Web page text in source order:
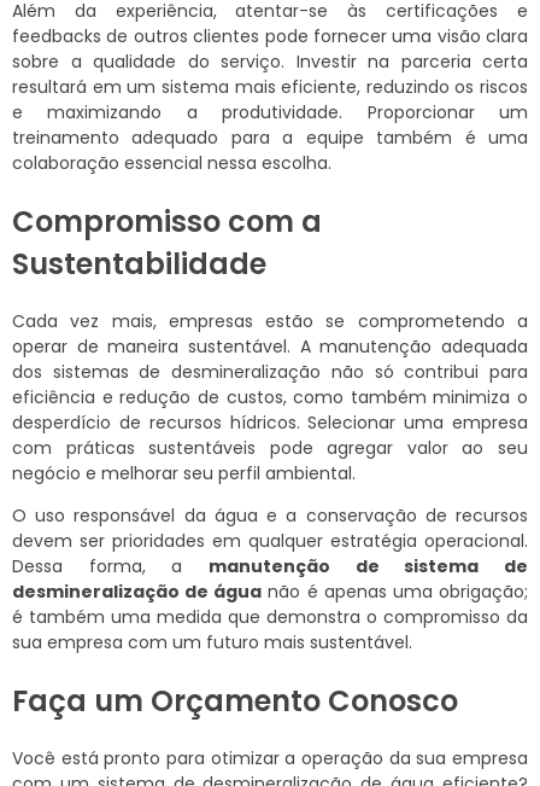
Além da experiência, atentar-se às certificações e
feedbacks de outros clientes pode fornecer uma visão clara
sobre a qualidade do serviço. Investir na parceria certa
resultará em um sistema mais eficiente, reduzindo os riscos
e maximizando a produtividade. Proporcionar um
treinamento adequado para a equipe também é uma
colaboração essencial nessa escolha.
Compromisso com a
Sustentabilidade
Cada vez mais, empresas estão se comprometendo a
operar de maneira sustentável. A manutenção adequada
dos sistemas de desmineralização não só contribui para
eficiência e redução de custos, como também minimiza o
desperdício de recursos hídricos. Selecionar uma empresa
com práticas sustentáveis pode agregar valor ao seu
negócio e melhorar seu perfil ambiental.
O uso responsável da água e a conservação de recursos
devem ser prioridades em qualquer estratégia operacional.
Dessa forma, a manutenção de sistema de
desmineralização de água não é apenas uma obrigação;
é também uma medida que demonstra o compromisso da
sua empresa com um futuro mais sustentável.
Faça um Orçamento Conosco
Você está pronto para otimizar a operação da sua empresa